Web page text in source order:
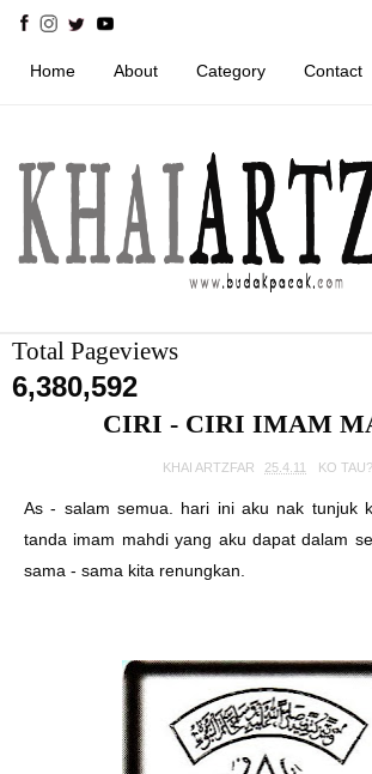
Home About Category Contact
Total Pageviews
6,380,592
CIRI - CIRI IMAM
KHAI ARTZFAR 25.4.11 KO TAU?
As - salam semua. hari ini aku nak tunjuk
tanda imam mahdi yang aku dapat dalam
sama - sama kita renungkan.